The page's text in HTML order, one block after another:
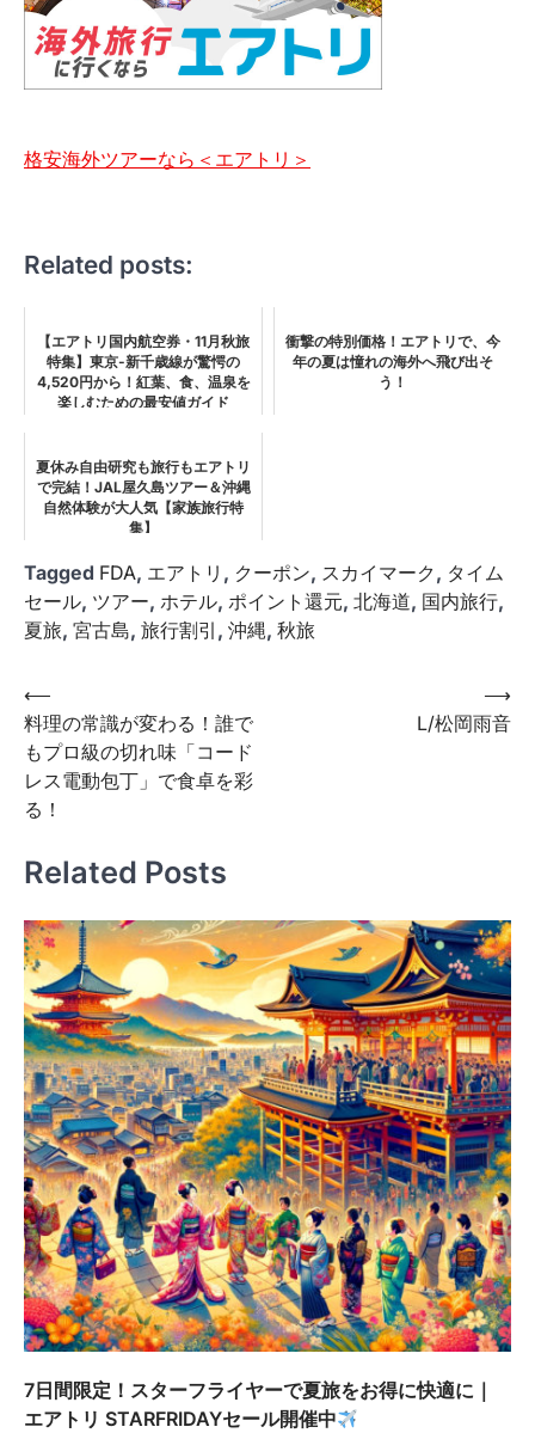
格安海外ツアーなら＜エアトリ＞
Related posts:
【エアトリ国内航空券・11月秋旅
特集】東京-新千歳線が驚愕の
4,520円から！紅葉、食、温泉を
楽しむための最安値ガイド
衝撃の特別価格！エアトリで、今
年の夏は憧れの海外へ飛び出そ
う！
夏休み自由研究も旅行もエアトリ
で完結！JAL屋久島ツアー＆沖縄
自然体験が大人気【家族旅行特
集】
Tagged FDA, エアトリ , クーポン, スカイマーク , タイム
セール, ツアー, ホテル, ポイント還元, 北海道, 国内旅行,
夏旅, 宮古島, 旅行割引 , 沖縄, 秋旅
投
稿
ナ
ビ
ー
シ
ョ
ン
⟵
料理の常識が変わる！誰で
もプロ級の切れ味「コード
レス電動包丁」で食卓を彩
る！
L/松岡雨音
⟶
Related Posts
7日間限定！スターフライヤーで夏旅をお得に快適に｜
エアトリ STARFRIDAYセール開催中